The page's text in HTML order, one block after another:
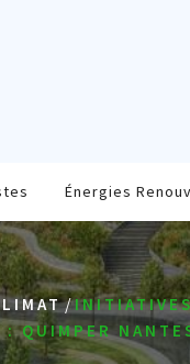
Énergies
/
QUIMPER